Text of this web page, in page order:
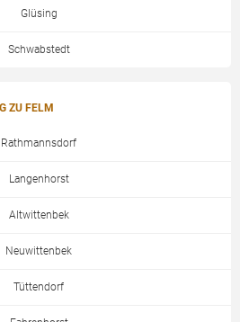
Glüsing
Schwabstedt
ZU FELM
Rathmannsdorf
Langenhorst
Altwittenbek
Neuwittenbek
Tüttendorf